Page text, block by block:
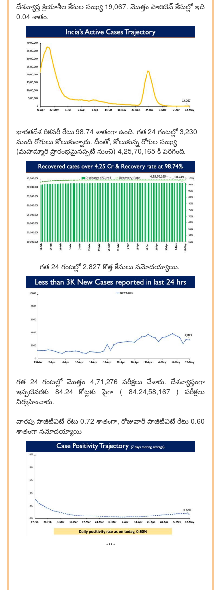
దేశవ్యాప్త క్రియాశీల కేసుల సంఖ్య 19,067. మొత్తం పాజిటివ్‌ కేసుల్లో ఇది
0.04 శాతం.
భారతదేశ రికవరీ రేటు 98.74 శాతంగా ఉంది. గత 24 గంటల్లో 3,230
మంది రోగులు కోలుకున్నారు. దీంతో, కోలుకున్న రోగుల సంఖ్య
(మహమ్మారి ప్రారంభమైనప్పటి నుంచి) 4,25,70,165 కి పెరిగింది.
గత 24 గంటల్లో 2,827 కొత్త కేసులు నమోదయ్యాయి.
గత 24 గంటల్లో మొత్తం 4,71,276 పరీక్షలు చేశారు. దేశవ్యాప్తంగా
ఇప్పటివరకు 84.24 కోట్లకు పైగా ( 84,24,58,167 ) పరీక్షలు
నిర్వహించారు.
వారపు పాజిటివిటీ రేటు 0.72 శాతంగా, రోజువారీ పాజిటివిటీ రేటు 0.60
శాతంగా నమోదయ్యాయి
****